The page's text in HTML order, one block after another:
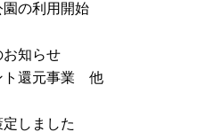
の利用開始
お知らせ
ト還元事業 他
しました